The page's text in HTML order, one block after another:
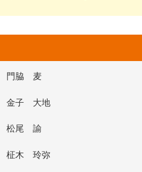
門脇 麦
金子 大地
松尾 諭
柾木 玲弥